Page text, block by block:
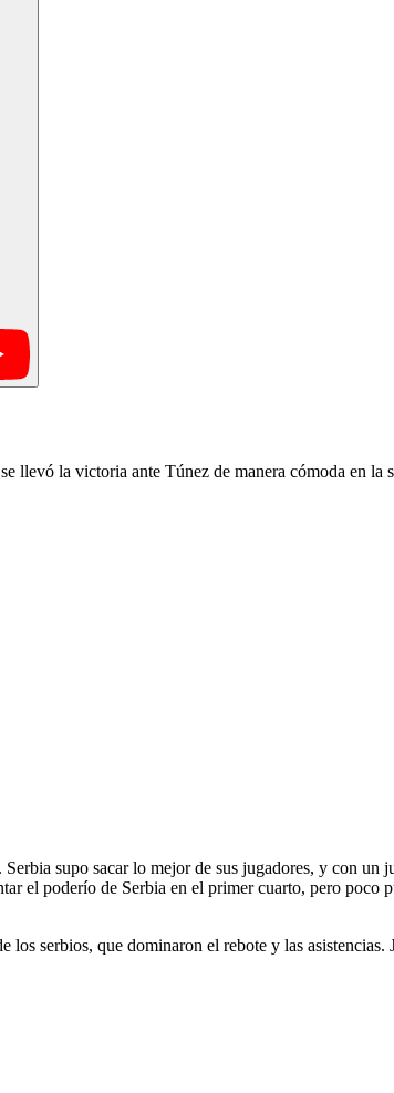
llevó la victoria ante Túnez de manera cómoda en
supo sacar lo mejor de sus jugadores, y con
el poderío de Serbia en el primer cuarto, pero poco
los serbios, que dominaron el rebote y las